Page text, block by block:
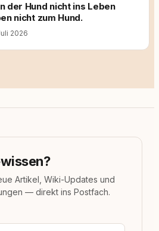
der Hund nicht ins Leben
nicht zum Hund.
2026
Artikel, Wiki-Updates und
— direkt ins Postfach.